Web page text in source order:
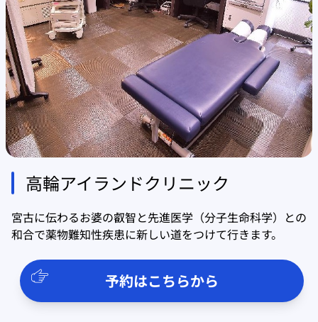
高輪アイランドクリニック
宮古に伝わるお婆の叡智と先進医学（分子生命科学）との
和合で薬物難知性疾患に新しい道をつけて行きます。
予約はこちらから